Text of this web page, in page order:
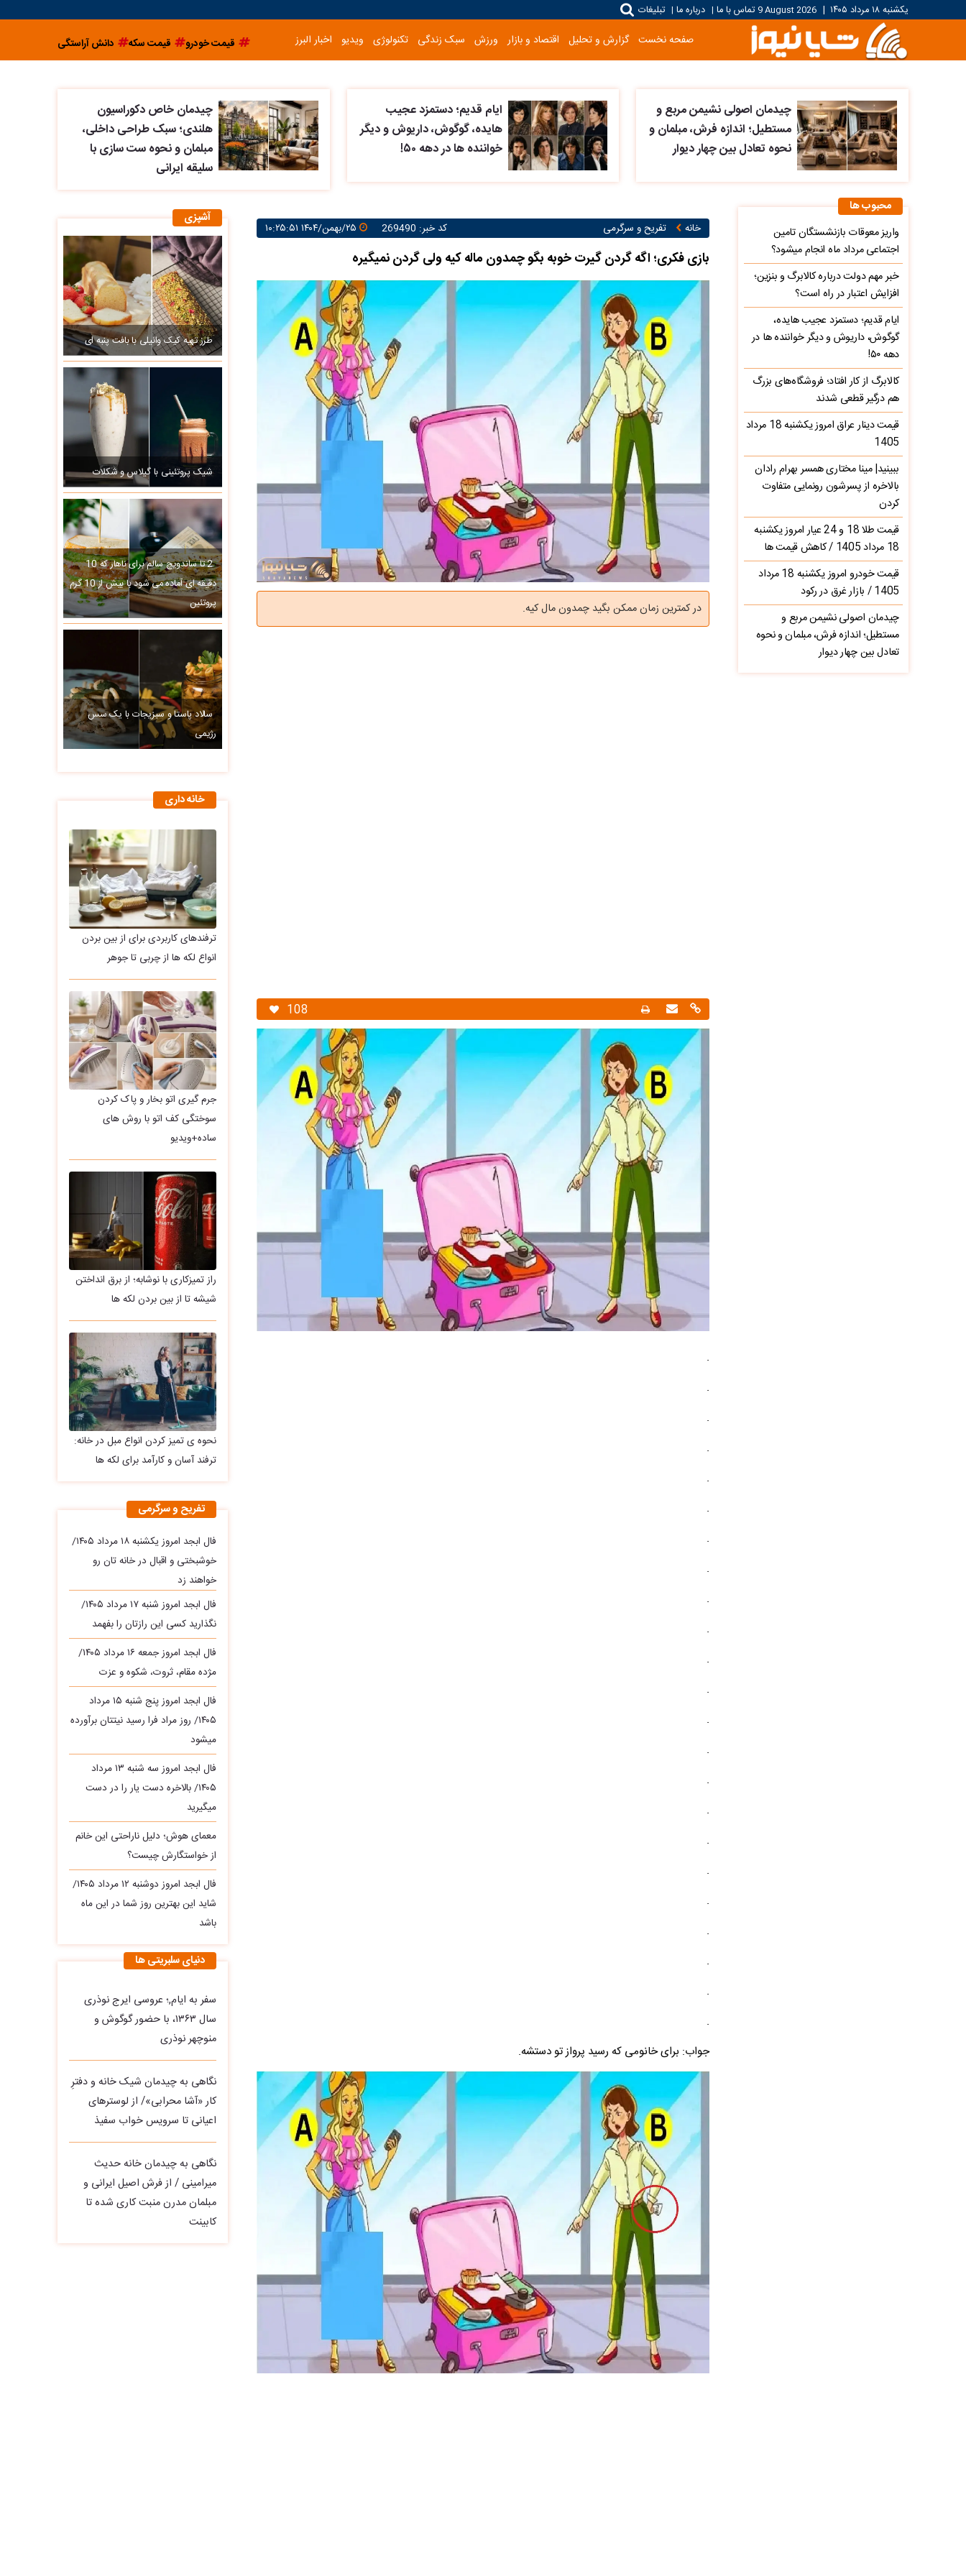
یکشنبه ۱۸ مرداد ۱۴۰۵ |
9 August 2026 تماس با ما | درباره ما | تبلیغات
صفحه نخست گزارش و تحلیل اقتصاد و بازار ورزش سبک زندگی تکنولوژی ویدیو اخبار البرز قیمت خودرو قیمت سکه دانش آراستگی
چیدمان اصولی نشیمن مربع و
مستطیل؛ اندازه فرش، مبلمان و
نحوه تعادل بین چهار دیوار
ایام قدیم؛ دستمزد عجیب
هایده، گوگوش، داریوش و دیگر
خواننده ها در دهه ۵۰!
چیدمان خاص دکوراسیون
هلندی؛ سبک طراحی داخلی،
مبلمان و نحوه ست سازی با
سلیقه ایرانی
خانه تفریح و سرگرمی کد خبر: 269490
بازی فکری؛ اگه گردن گیرت خوبه بگو چمدون ماله کیه ولی گردن نمیگیره
در کمترین زمان ممکن بگید چمدون مال کیه.
108
.
.
.
.
.
.
.
.
.
.
.
.
.
.
.
.
.
.
.
.
.
.
.
جواب: برای خانومی که رسید پرواز تو دستشه.
آشپزی
طرز تهیه کیک وانیلی با بافت پنبه ای
شیک پروتئینی با گیلاس و شکلات
2 تا ساندویچ سالم برای ناهار که 10
دقیقه ای آماده می شود با بیش از 10 گرم
پروتئین
سالاد پاستا و سبزیجات با یک سس
رژیمی
خانه داری
ترفندهای کاربردی برای از بین بردن
انواع لکه ها از چربی تا جوهر
جرم گیری اتو بخار و پاک کردن
سوختگی کف اتو با روش های
ساده+ویدیو
راز تمیزکاری با نوشابه؛ از برق انداختن
شیشه تا از بین بردن لکه ها
نحوه ی تمیز کردن انواع مبل در خانه:
ترفند آسان و کارآمد برای لکه ها
تفریح و سرگرمی
فال ابجد امروز یکشنبه ۱۸ مرداد ۱۴۰۵/
خوشبختی و اقبال در خانه تان رو
خواهند زد
فال ابجد امروز شنبه ۱۷ مرداد ۱۴۰۵/
نگذارید کسی این رازتان را بفهمد
فال ابجد امروز جمعه ۱۶ مرداد ۱۴۰۵/
مژده مقام، ثروت، شکوه و عزت
فال ابجد امروز پنج شنبه ۱۵ مرداد
۱۴۰۵/ روز مراد فرا رسید نیتتان برآورده
میشود
فال ابجد امروز سه‌ شنبه ۱۳ مرداد
۱۴۰۵/ بالاخره دست یار را در دست
میگیرید
معمای هوش؛ دلیل ناراحتی این خانم
از خواستگارش چیست؟
فال ابجد امروز دوشنبه ۱۲ مرداد ۱۴۰۵/
شاید این بهترین روز شما در این ماه
باشد
دنیای سلبریتی ها
سفر به ایام,؛ عروسی ایرج نوذری
سال ۱۳۶۳، با حضور گوگوش و
منوچهر نوذری
نگاهی به چیدمان شیک خانه و دفترِ
کار «آشا محرابی»/ از لوسترهای
اعیانی تا سرویس خواب سفیذ
نگاهی به چیدمان خانه حدیث
میرامینی / از فرش اصیل ایرانی و
مبلمان مدرن منبت‌ کاری‌ شده تا
کابینت
محبوب ها
واریز معوقات بازنشستگان تامین
اجتماعی مرداد ماه انجام میشود؟
خبر مهم دولت درباره کالابرگ و بنزین؛
افزایش اعتبار در راه است؟
ایام قدیم؛ دستمزد عجیب هایده،
گوگوش، داریوش و دیگر خواننده ها در
دهه ۵۰!
کالابرگ از کار افتاد؛ فروشگاه‌های بزرگ
هم درگیر قطعی شدند
قیمت دینار عراق امروز یکشنبه 18 مرداد
1405
ببینید| مینا مختاری همسر بهرام رادان
بالاخره از پسرشون رونمایی متفاوت
کردن
قیمت طلا 18 و 24 عیار امروز یکشنبه
18 مرداد 1405 / کاهش قیمت ها
قیمت خودرو امروز یکشنبه 18 مرداد
1405 / بازار غرق در رکود
چیدمان اصولی نشیمن مربع و
مستطیل؛ اندازه فرش، مبلمان و نحوه
تعادل بین چهار دیوار